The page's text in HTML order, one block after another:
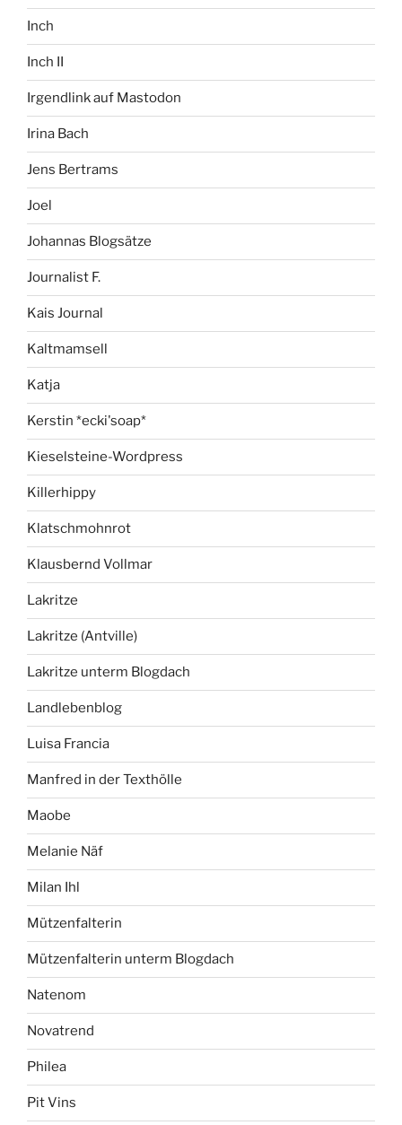
Inch
Inch II
Irgendlink auf Mastodon
Irina Bach
Jens Bertrams
Joel
Johannas Blogsätze
Journalist F.
Kais Journal
Kaltmamsell
Katja
Kerstin *ecki'soap*
Kieselsteine-Wordpress
Killerhippy
Klatschmohnrot
Klausbernd Vollmar
Lakritze
Lakritze (Antville)
Lakritze unterm Blogdach
Landlebenblog
Luisa Francia
Manfred in der Texthölle
Maobe
Melanie Näf
Milan Ihl
Mützenfalterin
Mützenfalterin unterm Blogdach
Natenom
Novatrend
Philea
Pit Vins